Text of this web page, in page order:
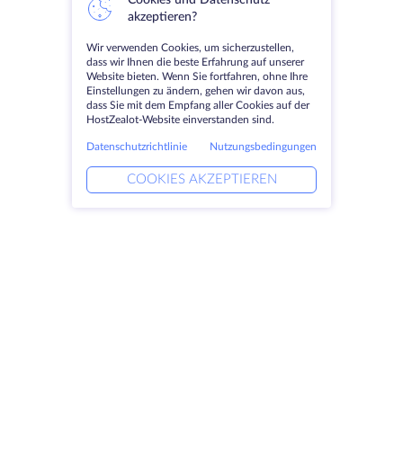
akzeptieren?
Wir verwenden Cookies, um sicherzustellen,
dass wir Ihnen die beste Erfahrung auf unserer
Website bieten. Wenn Sie fortfahren, ohne Ihre
Einstellungen zu ändern, gehen wir davon aus,
dass Sie mit dem Empfang aller Cookies auf der
HostZealot-Website einverstanden sind.
Datenschutzrichtlinie Nutzungsbedingungen
COOKIES AKZEPTIEREN